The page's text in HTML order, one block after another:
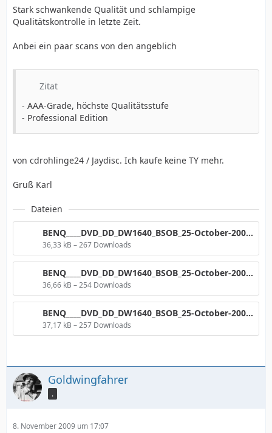
Stark schwankende Qualität und schlampige
Qualitätskontrolle in letzte Zeit.
Anbei ein paar scans von den angeblich
Zitat
- AAA-Grade, höchste Qualitätsstufe
- Professional Edition
von cdrohlinge24 / Jaydisc. Ich kaufe keine TY mehr.
Gruß Karl
Dateien
BENQ____DVD_DD_DW1640_BSOB_25-October-2009_11_45.png
36,33 kB – 267 Downloads
BENQ____DVD_DD_DW1640_BSOB_25-October-2009_12_19.png
36,66 kB – 254 Downloads
BENQ____DVD_DD_DW1640_BSOB_25-October-2009_12_42.png
37,17 kB – 257 Downloads
Goldwingfahrer
.
8. November 2009 um 17:07